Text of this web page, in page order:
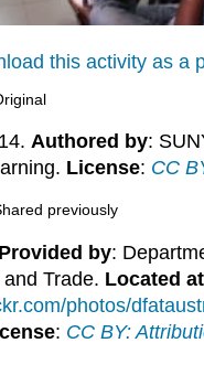
this activity as a
Authored by:
License: CC
previously
Provided by:
Trade. Located at
photos/
: CC BY: